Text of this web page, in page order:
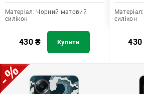
Матеріал: Чорний матовий
силікон
430₴ Купити
Матеріал:
силікон
430